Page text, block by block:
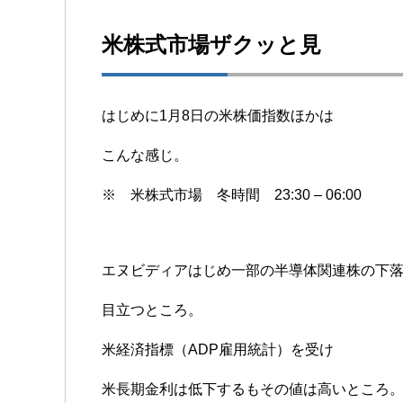
米株式市場ザクッと見
はじめに1月8日の米株価指数ほかは
こんな感じ。
※ 米株式市場 冬時間 23:30 – 06:00
エヌビディアはじめ一部の半導体関連株の下
目立つところ。
米経済指標（ADP雇用統計）を受け
米長期金利は低下するもその値は高いところ。